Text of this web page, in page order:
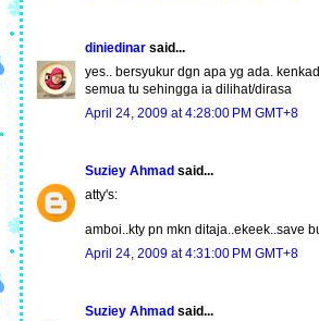
diniedinar said...
yes.. bersyukur dgn apa yg ada.
semua tu sehingga ia dilihat/dirasa
April 24, 2009 at 4:28:00 PM GMT+8
Suziey Ahmad said...
atty's:
amboi..kty pn mkn ditaja..ekeek..save
April 24, 2009 at 4:31:00 PM GMT+8
Suziey Ahmad said...